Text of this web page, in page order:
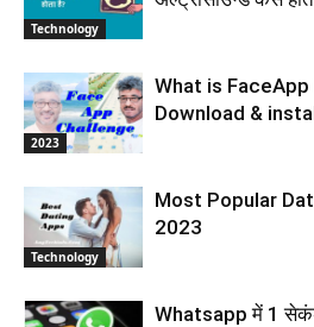
Technology
2023
What is
Download &
Technology
Most Popular
2023
Whatsapp में 1